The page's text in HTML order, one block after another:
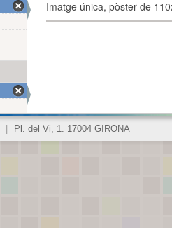
Imatge única, pòster de
Pl. del Vi, 1. 17004 GIRONA